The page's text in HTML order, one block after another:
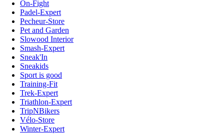
On-Fight
Padel-Expert
Pecheur-Store
Pet and Garden
Slowood Interior
Smash-Expert
Sneak'In
Sneakids
Sport is good
Training-Fit
Trek-Expert
Triathlon-Expert
TripNBikers
Vélo-Store
Winter-Expert